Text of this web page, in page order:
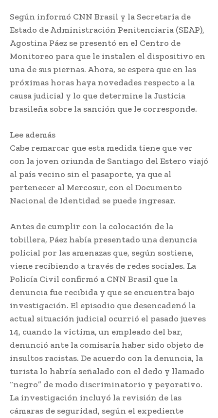
Según informó CNN Brasil y la Secretaría de
Estado de Administración Penitenciaria (SEAP),
Agostina Páez se presentó en el Centro de
Monitoreo para que le instalen el dispositivo en
una de sus piernas. Ahora, se espera que en las
próximas horas haya novedades respecto a la
causa judicial y lo que determine la Justicia
brasileña sobre la sanción que le corresponde.
Lee además
Cabe remarcar que esta medida tiene que ver
con la joven oriunda de Santiago del Estero viajó
al país vecino sin el pasaporte, ya que al
pertenecer al Mercosur, con el Documento
Nacional de Identidad se puede ingresar.
Antes de cumplir con la colocación de la
tobillera, Páez había presentado una denuncia
policial por las amenazas que, según sostiene,
viene recibiendo a través de redes sociales. La
Policía Civil confirmó a CNN Brasil que la
denuncia fue recibida y que se encuentra bajo
investigación. El episodio que desencadenó la
actual situación judicial ocurrió el pasado jueves
14, cuando la víctima, un empleado del bar,
denunció ante la comisaría haber sido objeto de
insultos racistas. De acuerdo con la denuncia, la
turista lo habría señalado con el dedo y llamado
“negro” de modo discriminatorio y peyorativo.
La investigación incluyó la revisión de las
cámaras de seguridad, según el expediente